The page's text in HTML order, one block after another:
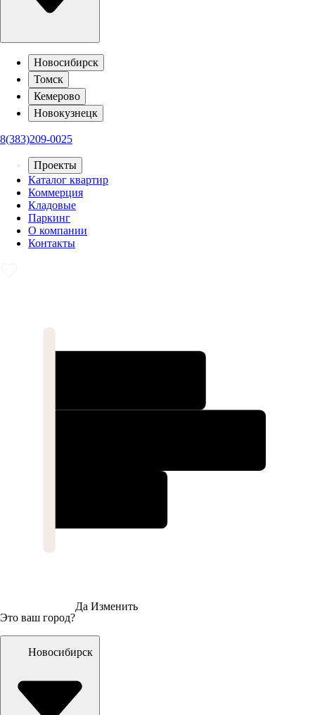
Новосибирск
Томск
Кемерово
Новокузнецк
8(383)209-0025
Проекты
Каталог квартир
Коммерция
Кладовые
Паркинг
О компании
Контакты
Это ваш город?
Да Изменить
Новосибирск